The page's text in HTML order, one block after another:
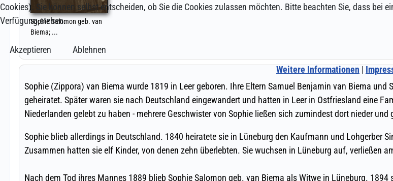
Cookies). Sie können selbst entscheiden, ob Sie die Cookies zulassen möchten. Bitte beachten Sie, dass
Verfügung stehen.
Akzeptieren
Ablehnen
Weitere Informationen |